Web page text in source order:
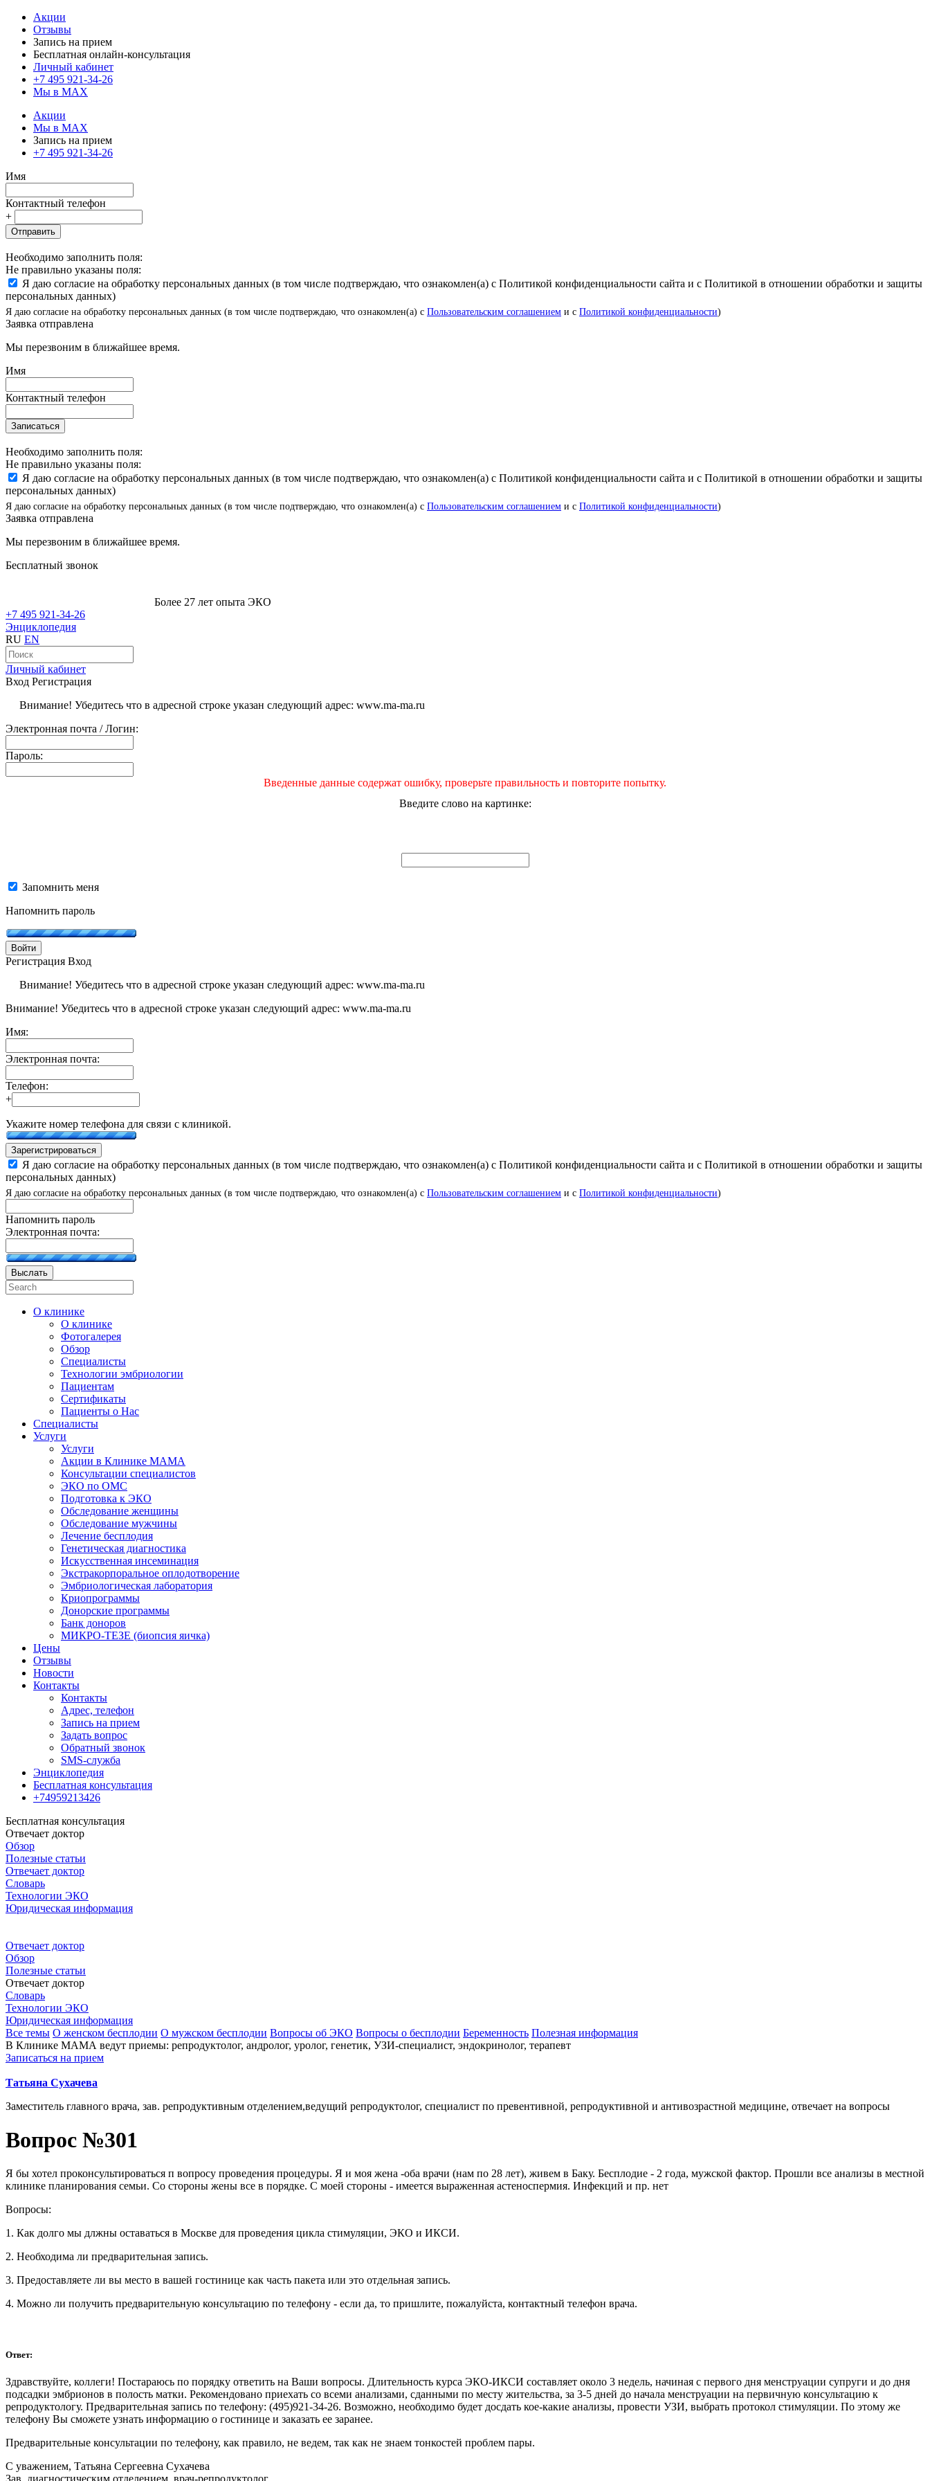
Акции
Отзывы
Запись на прием
Бесплатная онлайн-консультация
Личный кабинет
+7 495 921-34-26
Мы в MAX
Акции
Мы в MAX
Запись на прием
+7 495 921-34-26
Имя
Контактный телефон
+
Отправить
Необходимо заполнить поля:
Не правильно указаны поля:
Я даю согласие на обработку персональных данных (в том числе подтверждаю, что ознакомлен(а) с Политикой конфиденциальности сайта и с Политикой в отношении обработки и защиты
персональных данных)
Я даю согласие на обработку персональных данных (в том числе подтверждаю, что ознакомлен(а) с Пользовательским соглашением и с Политикой конфиденциальности)
Заявка отправлена
Мы перезвоним в ближайшее время.
Имя
Контактный телефон
Записаться
Необходимо заполнить поля:
Не правильно указаны поля:
Я даю согласие на обработку персональных данных (в том числе подтверждаю, что ознакомлен(а) с Политикой конфиденциальности сайта и с Политикой в отношении обработки и защиты
персональных данных)
Я даю согласие на обработку персональных данных (в том числе подтверждаю, что ознакомлен(а) с Пользовательским соглашением и с Политикой конфиденциальности)
Заявка отправлена
Мы перезвоним в ближайшее время.
Бесплатный звонок
Более 27 лет опыта ЭКО
+7 495 921-34-26
Энциклопедия
RU EN
Личный кабинет
Вход Регистрация
Внимание! Убедитесь что в адресной строке указан следующий адрес: www.ma-ma.ru
Электронная почта / Логин:
Пароль:
Введенные данные содержат ошибку, проверьте правильность и повторите попытку.
Введите слово на картинке:
Запомнить меня
Напомнить пароль
Войти
Регистрация Вход
Внимание! Убедитесь что в адресной строке указан следующий адрес: www.ma-ma.ru
Внимание! Убедитесь что в адресной строке указан следующий адрес: www.ma-ma.ru
Имя:
Электронная почта:
Телефон:
+
Укажите номер телефона для связи с клиникой.
Зарегистрироваться
Я даю согласие на обработку персональных данных (в том числе подтверждаю, что ознакомлен(а) с Политикой конфиденциальности сайта и с Политикой в отношении обработки и защиты
персональных данных)
Я даю согласие на обработку персональных данных (в том числе подтверждаю, что ознакомлен(а) с Пользовательским соглашением и с Политикой конфиденциальности)
Напомнить пароль
Электронная почта:
Выслать
О клинике
О клинике
Фотогалерея
Обзор
Специалисты
Технологии эмбриологии
Пациентам
Сертификаты
Пациенты о Нас
Специалисты
Услуги
Услуги
Акции в Клинике МАМА
Консультации специалистов
ЭКО по ОМС
Подготовка к ЭКО
Обследование женщины
Обследование мужчины
Лечение бесплодия
Генетическая диагностика
Искусственная инсеминация
Экстракорпоральное оплодотворение
Эмбриологическая лаборатория
Криопрограммы
Донорские программы
Банк доноров
МИКРО-ТЕЗЕ (биопсия яичка)
Цены
Отзывы
Новости
Контакты
Контакты
Адрес, телефон
Запись на прием
Задать вопрос
Обратный звонок
SMS-служба
Энциклопедия
Бесплатная консультация
+74959213426
Бесплатная консультация
Отвечает доктор
Обзор
Полезные статьи
Отвечает доктор
Словарь
Технологии ЭКО
Юридическая информация
Отвечает доктор
Обзор
Полезные статьи
Отвечает доктор
Словарь
Технологии ЭКО
Юридическая информация
Все темы О женском бесплодии О мужском бесплодии Вопросы об ЭКО Вопросы о бесплодии Беременность Полезная информация
В Клинике МАМА ведут приемы: репродуктолог, андролог, уролог, генетик, УЗИ-специалист, эндокринолог, терапевт
Записаться на прием
Татьяна Сухачева
Заместитель главного врача, зав. репродуктивным отделением,ведущий репродуктолог, специалист по превентивной, репродуктивной и антивозрастной медицине, отвечает на вопросы
Вопрос №301
Я бы хотел проконсультироваться п вопросу проведения процедуры. Я и моя жена -оба врачи (нам по 28 лет), живем в Баку. Бесплодие - 2 года, мужской фактор. Прошли все анализы в местной
клинике планирования семьи. Со стороны жены все в порядке. С моей стороны - имеется выраженная астеноспермия. Инфекций и пр. нет
Вопросы:
1. Как долго мы длжны оставаться в Москве для проведения цикла стимуляции, ЭКО и ИКСИ.
2. Необходима ли предварительная запись.
3. Предоставляете ли вы место в вашей гостинице как часть пакета или это отдельная запись.
4. Можно ли получить предварительную консультацию по телефону - если да, то пришлите, пожалуйста, контактный телефон врача.
Ответ:
Здравствуйте, коллеги! Постараюсь по порядку ответить на Ваши вопросы. Длительность курса ЭКО-ИКСИ составляет около 3 недель, начиная с первого дня менструации супруги и до дня
подсадки эмбрионов в полость матки. Рекомендовано приехать со всеми анализами, сданными по месту жительства, за 3-5 дней до начала менструации на первичную консультацию к
репродуктологу. Предварительная запись по телефону: (495)921-34-26. Возможно, необходимо будет досдать кое-какие анализы, провести УЗИ, выбрать протокол стимуляции. По этому же
телефону Вы сможете узнать информацию о гостинице и заказать ее заранее.
Предварительные консультации по телефону, как правило, не ведем, так как не знаем тонкостей проблем пары.
С уважением, Татьяна Сергеевна Сухачева
Зав. диагностическим отделением, врач-репродуктолог